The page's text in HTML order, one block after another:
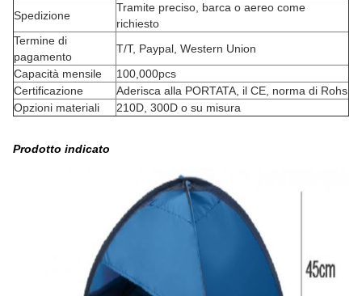
Spedizione
Tramite preciso, barca o aereo come
richiesto
Termine di
pagamento
T/T, Paypal, Western Union
Capacità mensile
100,000pcs
Certificazione
Aderisca alla PORTATA, il CE, norma di Rohs
Opzioni materiali
210D, 300D o su misura
Prodotto indicato